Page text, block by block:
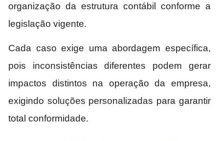
organização da estrutura contábil conforme a
legislação vigente.
Cada caso exige uma abordagem específica,
pois inconsistências diferentes podem gerar
impactos distintos na operação da empresa,
exigindo soluções personalizadas para garantir
total conformidade.